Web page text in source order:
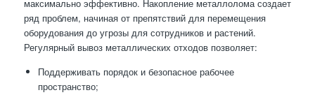
максимально эффективно. Накопление металлолома создает
ряд проблем, начиная от препятствий для перемещения
оборудования до угрозы для сотрудников и растений.
Регулярный вывоз металлических отходов позволяет:
Поддерживать порядок и безопасное рабочее
пространство;